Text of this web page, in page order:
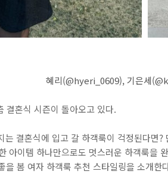
혜리(@hyeri_0609), 기은세
결혼식 시즌이 돌아오고 있다.
는 결혼식에 입고 갈 하객룩이 걱정된다면
아이템 하나만으로도 멋스러운 하객룩을
을 봄 여자 하객룩 추천 스타일링을 소개한